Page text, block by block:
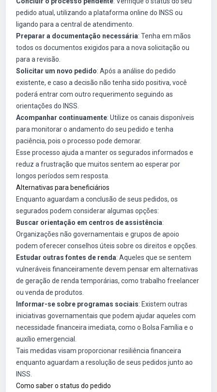
pedido atual, utilizando a plataforma online do INSS ou
ligando para a central de atendimento.
Preparar a documentação necessária: Tenha em mãos
todos os documentos exigidos para a nova solicitação ou
para a revisão.
Solicitar um novo pedido: Após a análise do pedido
existente, e caso a decisão não tenha sido positiva, você
poderá entrar com outro requerimento seguindo as
orientações do INSS.
Acompanhar continuamente: Utilize os canais disponíveis
para monitorar o andamento do seu pedido e tenha
paciência, pois o processo pode demorar.
Esse processo ajuda a manter os segurados informados e
reduz a frustração que muitos sentem ao esperar por
longos períodos sem resposta.
Alternativas para beneficiários
Enquanto aguardam a conclusão de seus pedidos, os
segurados podem considerar algumas opções:
Buscar orientação em centros de assistência:
Organizações não governamentais e grupos de apoio
podem oferecer conselhos úteis sobre os direitos e opções.
Estudar outras fontes de renda: Aqueles que se sentem
vulneráveis financeiramente devem pensar em alternativas
de geração de renda temporárias, como trabalho freelancer
ou venda de produtos.
Informar-se sobre programas sociais: Existem outras
iniciativas governamentais que podem ajudar aqueles com
necessidade financeira imediata, como o Bolsa Família e o
auxílio emergencial.
Tais medidas visam proporcionar resiliência financeira
enquanto aguardam a resolução de seus pedidos junto ao
INSS.
Como saber o status do pedido